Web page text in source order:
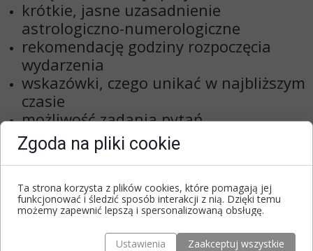
krótkie, jasne uzasadnienie
astrologiczno-numerologiczne
rekomendację godziny rozpoczęcia
wydarzenia
wskazówki, czego unikać w najbliższym
czasie
możliwość zadania pytań
doprecyzowujących
realnego zastosowania w życiu.
Dla kogo jest ta usługa?
Zgoda na pliki cookie
Ta strona korzysta z plików cookies, które pomagają jej
funkcjonować i śledzić sposób interakcji z nią. Dzięki temu
możemy zapewnić lepszą i spersonalizowaną obsługę.
Ustawienia Zaakceptuj wszystkie